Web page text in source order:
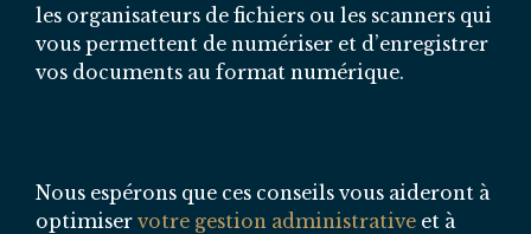
les organisateurs de fichiers ou les scanners qui
vous permettent de numériser et d’enregistrer
vos documents au format numérique.
Nous espérons que ces conseils vous aideront à
optimiser votre gestion administrative et à